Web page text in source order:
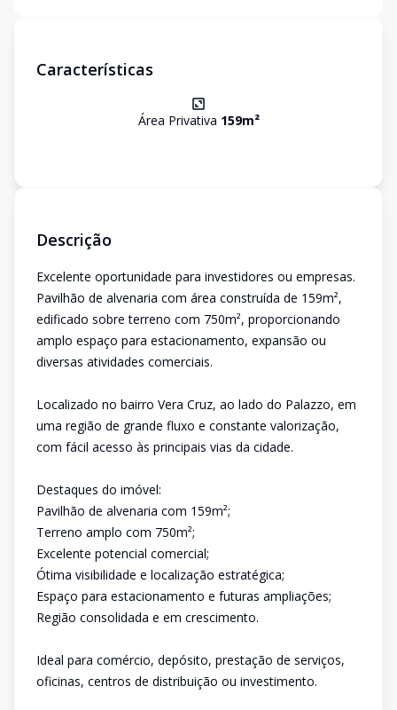
Características
Área Privativa 159m²
Descrição
Excelente oportunidade para investidores ou empresas.
Pavilhão de alvenaria com área construída de 159m²,
edificado sobre terreno com 750m², proporcionando
amplo espaço para estacionamento, expansão ou
diversas atividades comerciais.
Localizado no bairro Vera Cruz, ao lado do Palazzo, em
uma região de grande fluxo e constante valorização,
com fácil acesso às principais vias da cidade.
Destaques do imóvel:
Pavilhão de alvenaria com 159m²;
Terreno amplo com 750m²;
Excelente potencial comercial;
Ótima visibilidade e localização estratégica;
Espaço para estacionamento e futuras ampliações;
Região consolidada e em crescimento.
Ideal para comércio, depósito, prestação de serviços,
oficinas, centros de distribuição ou investimento.